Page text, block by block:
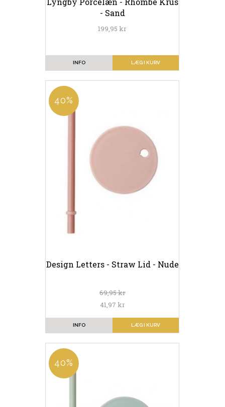
- Sand
199,95 kr
LÆG I KURV
INFO
40%
Design Letters - Straw Lid - Nude
69,95 kr
41,97 kr
LÆG I KURV
INFO
40%